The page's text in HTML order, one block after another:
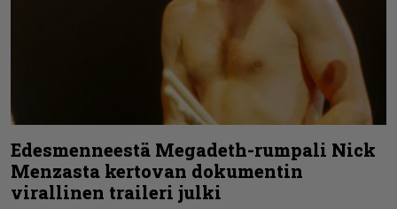
Edesmenneestä Megadeth-rumpali Nick
Menzasta kertovan dokumentin
virallinen traileri julki